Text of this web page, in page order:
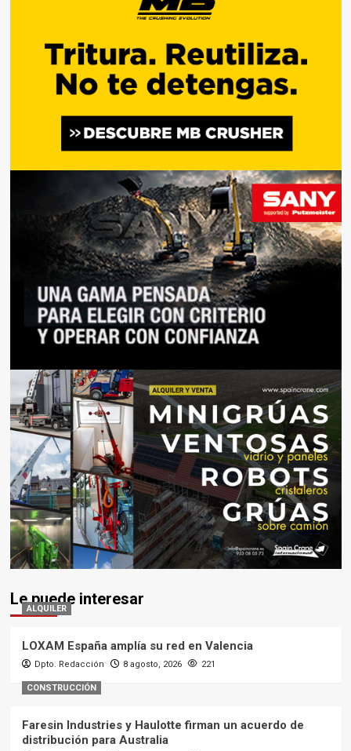
Le puede interesar
ALQUILER
LOXAM España amplía su red en Valencia
Dpto. Redacción 8 agosto, 2026 221
CONSTRUCCIÓN
Faresin Industries y Haulotte firman un acuerdo de
distribución para Australia